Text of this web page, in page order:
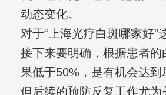
动态变化。
对于“上海光疗白斑哪家好”
接下来要明确，根据患者的
果低于50%，是有机会达到
但后续的预防反复工作尤为